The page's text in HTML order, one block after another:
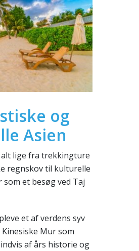
og
Asien
alt lige fra trekkingture
regnskov til kulturelle
et besøg ved Taj
et af verdens syv
Mur som
af års historie og